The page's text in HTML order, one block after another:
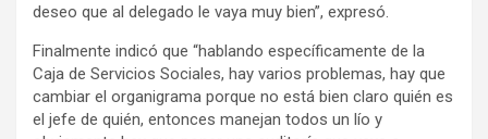
deseo que al delegado le vaya muy bien”, expresó.
Finalmente indicó que “hablando específicamente de la
Caja de Servicios Sociales, hay varios problemas, hay que
cambiar el organigrama porque no está bien claro quién es
el jefe de quién, entonces manejan todos un lío y